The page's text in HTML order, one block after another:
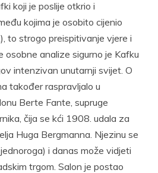
koji je poslije otkrio i
kojima je osobito cijenio
to strogo preispitivanje vjere i
osobne analize sigurno je Kafku
intenzivan unutarnji svijet. O
također raspravljalo u
Berte Fante, supruge
čija se kći 1908. udala za
Huga Bergmanna. Njezinu se
i danas može vidjeti
trgom. Salon je postao